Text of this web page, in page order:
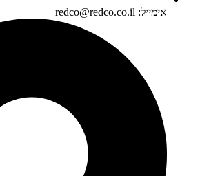
אימייל: redco@redco.co.il